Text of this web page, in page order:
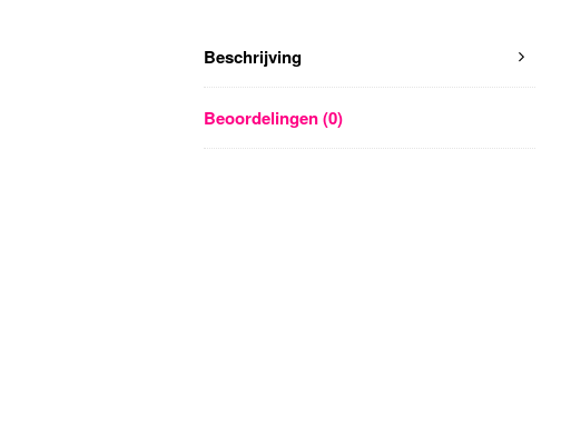
Beschrijving
Beoordelingen (0)